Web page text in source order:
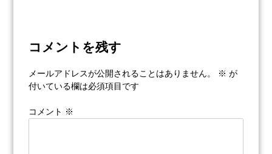
ビ
ゲ
ー
シ
ョ
コメントを残す
メールアドレスが公開されることはありません。 ※ が
付いている欄は必須項目です
コメント ※